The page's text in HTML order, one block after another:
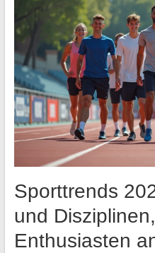
Sporttrends
und
Enthusiasten